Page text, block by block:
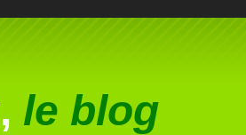
le blog